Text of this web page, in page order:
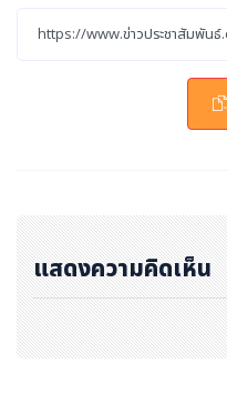
Mouser's Rise of
แม้ว่าวรรณกรรมและสื่อแ
d computing) และระบบ
ปใช้งานในโลกแห่งความเ
ครอบคลุมทั้งในภาคอุตสา
ภาพแวดล้อมที่มีความเสี่ย
ลังบูรณาการการรับรู้ข้อมู
แสดงความคิดเห็น